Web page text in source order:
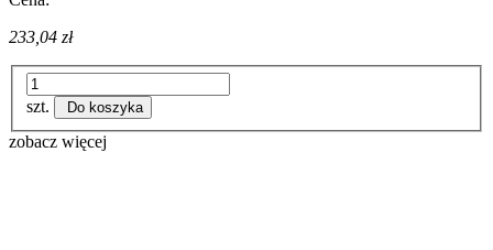
233,04 zł
szt. Do koszyka
zobacz więcej